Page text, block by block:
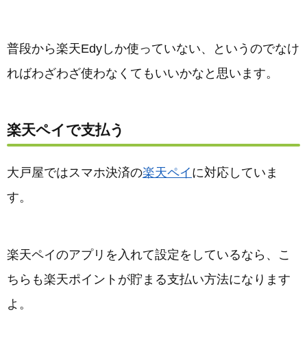
普段から楽天Edyしか使っていない、というのでなけ
ればわざわざ使わなくてもいいかなと思います。
楽天ペイで支払う
大戸屋ではスマホ決済の楽天ペイ に対応していま
す。
楽天ペイのアプリを入れて設定をしているなら、こ
ちらも楽天ポイントが貯まる支払い方法になります
よ。